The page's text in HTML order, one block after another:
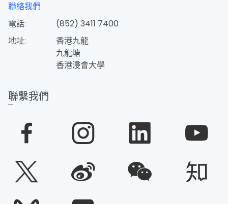
聯絡我們
電話:
(852) 3411 7400
地址:
香港九龍
九龍塘
香港浸會大學
聯繫我們